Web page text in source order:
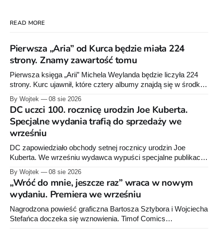
READ MORE
Pierwsza „Aria” od Kurca będzie miała 224
strony. Znamy zawartość tomu
Pierwsza księga „Arii” Michela Weylanda będzie liczyła 224
strony. Kurc ujawnił, które cztery albumy znajdą się w środku i
By Wojtek 08 sie 2026
DC uczci 100. rocznicę urodzin Joe Kuberta.
Specjalne wydania trafią do sprzedaży we
wrześniu
DC zapowiedziało obchody setnej rocznicy urodzin Joe
Kuberta. We wrześniu wydawca wypuści specjalne publikacje
sprzedaży niemal dokładnie w dniu jego urodzin.
By Wojtek 08 sie 2026
„Wróć do mnie, jeszcze raz” wraca w nowym
wydaniu. Premiera we wrześniu
Nagrodzona powieść graficzna Bartosza Sztybora i Wojciecha
Stefańca doczeka się wznowienia. Timof Comics